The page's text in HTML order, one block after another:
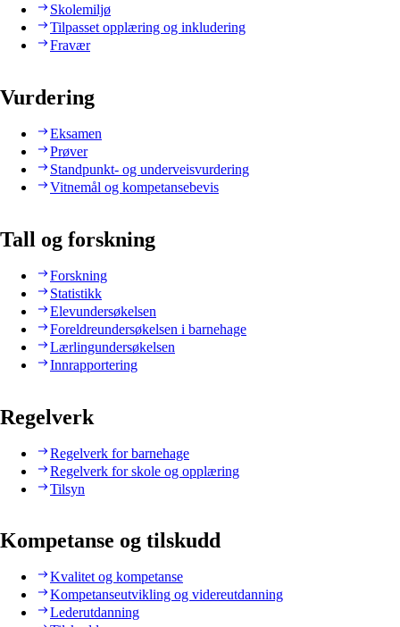
Skolemiljø
Tilpasset opplæring og inkludering
Fravær
Vurdering
Eksamen
Prøver
Standpunkt- og underveisvurdering
Vitnemål og kompetansebevis
Tall og forskning
Forskning
Statistikk
Elevundersøkelsen
Foreldreundersøkelsen i barnehage
Lærlingundersøkelsen
Innrapportering
Regelverk
Regelverk for barnehage
Regelverk for skole og opplæring
Tilsyn
Kompetanse og tilskudd
Kvalitet og kompetanse
Kompetanseutvikling og videreutdanning
Lederutdanning